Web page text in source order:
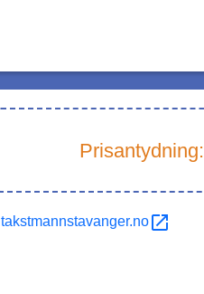
Prisantydning:
takstmannstavanger.no